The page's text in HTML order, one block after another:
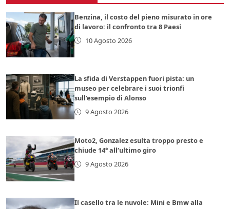
Benzina, il costo del pieno misurato in ore
di lavoro: il confronto tra 8 Paesi
10 Agosto 2026
La sfida di Verstappen fuori pista: un
museo per celebrare i suoi trionfi
sull’esempio di Alonso
9 Agosto 2026
Moto2, Gonzalez esulta troppo presto e
chiude 14° all’ultimo giro
9 Agosto 2026
Il casello tra le nuvole: Mini e Bmw alla